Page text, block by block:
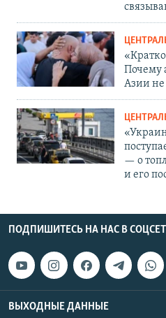
Почему
Азии не
— о
и его
ПОДПИШИТЕСЬ НА НАС В
ВЫХОДНЫЕ ДАННЫЕ